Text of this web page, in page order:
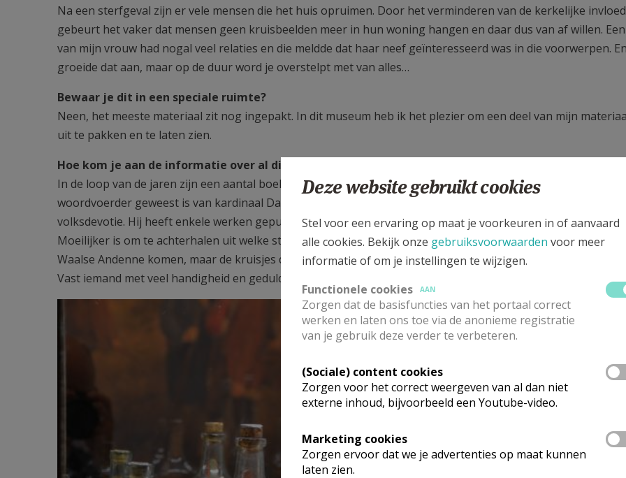
Na een sterfgeval zijn er vele mensen die het huis opruimen. Door het verminderen van de kerkelijke invloed
gebeurt het vaker dat mensen geen kruisbeelden meer in hun woning hangen en daar dus van af willen.
van mijn vrouw had nogal veel relaties en die meldde dat haar neef geïnteresseerd was in die voorwerpen.
groeide dat aan, maar op de duur word je overstelpt met van alles…
Bewaar je dit in een speciale ruimte?
Neen, het meeste materiaal zit nog ingepakt. In dit museum heb ik het plezier om een deel van mijn
uit te pakken en te laten zien.
Hoe kom je aan de informatie over al die kruisbeelden?
In de loop van de jaren zijn een aantal boeken verschenen over volksdevotie. Hans Geybels bijvoorbeeld, die
woordvoerder geweest is van kardinaal Danneels, is professor in Leuven, maar houdt zich ook bezig met
volksdevotie. Hij heeft enkele werken gepubliceerd. Zo kom je aan bijkomende informatie.
Moeilijker is om te achterhalen uit welke streek een kruisbeeld komt. Van sommige beelden weet ik dat ze
Waalse Andenne komen, maar de kruisjes die in flessen werden gemaakt, zijn moeilijk te traceren. Wie
Vast iemand met veel handigheid en geduld…
Deze website gebruikt cookies
Stel voor een ervaring op maat je voorkeuren in of aanvaard
alle cookies. Bekijk onze gebruiksvoorwaarden voor meer
informatie of om je instellingen te wijzigen.
Functionele cookies
AAN
Zorgen dat de basisfuncties van het portaal correct
werken en laten ons toe via de anonieme registratie
van je gebruik deze verder te verbeteren.
(Sociale) content cookies
Zorgen voor het correct weergeven van al dan niet
externe inhoud, bijvoorbeeld een Youtube-video.
Marketing cookies
Zorgen ervoor dat we je advertenties op maat kunnen
laten zien.